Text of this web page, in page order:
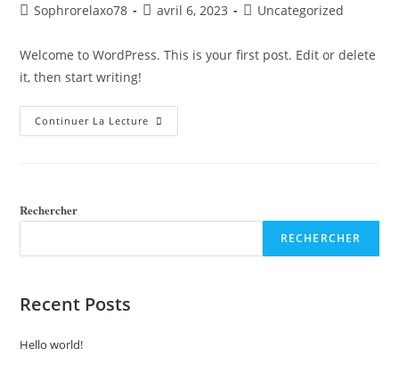
Sophrorelaxo78 avril 6, 2023 Uncategorized
Welcome to WordPress. This is your first post. Edit or delete
it, then start writing!
Continuer La Lecture
Rechercher
RECHERCHER
Recent Posts
Hello world!